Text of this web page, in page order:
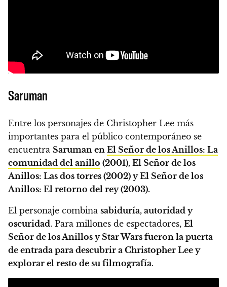
Saruman
Entre los personajes de Christopher Lee más
importantes para el público contemporáneo se
encuentra Saruman en El Señor de los Anillos: La
comunidad del anillo (2001), El Señor de los
Anillos: Las dos torres (2002) y El Señor de los
Anillos: El retorno del rey (2003).
El personaje combina sabiduría, autoridad y
oscuridad. Para millones de espectadores, El
Señor de los Anillos y Star Wars fueron la puerta
de entrada para descubrir a Christopher Lee y
explorar el resto de su filmografía.